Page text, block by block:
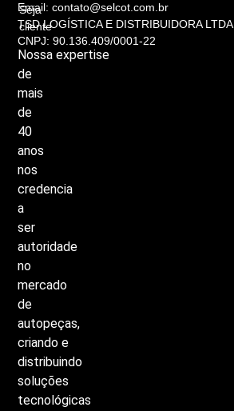
Nossaexpertise
de
mais
de
40
anos
nos
credencia
a
ser
autoridade
no
mercado
de
autopeças,
criando e
distribuindo
soluções
tecnológicas
Seja
cliente
Email: contato@selcot.com.br
TSD LOGÍSTICA E DISTRIBUIDORA LTDA.
CNPJ: 90.136.409/0001-22